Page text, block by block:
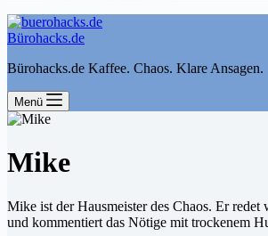
Bürohacks.de
Bürohacks.de Kaffee. Chaos. Klare Ansagen.
Menü
Mike
Mike ist der Hausmeister des Chaos. Er redet
und kommentiert das Nötige mit trockenem